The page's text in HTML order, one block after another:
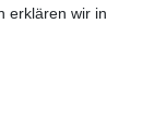
erklären wir in
vorbehalten. |
Handwerk und